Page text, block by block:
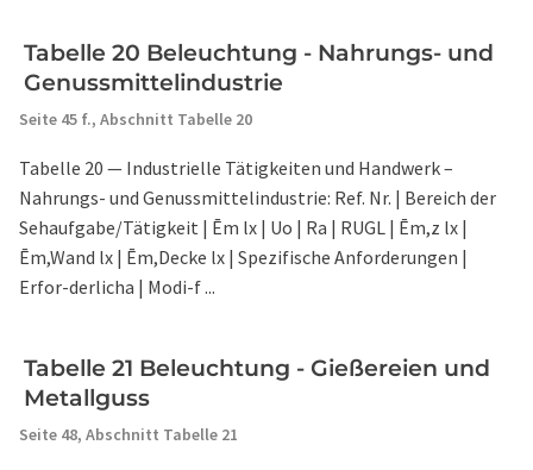
Tabelle 20 Beleuchtung - Nahrungs- und
Genussmittelindustrie
Seite 45 f., Abschnitt Tabelle 20
Tabelle 20 — Industrielle Tätigkeiten und Handwerk –
Nahrungs- und Genussmittelindustrie: Ref. Nr. | Bereich der
Sehaufgabe/Tätigkeit | Ēm lx | Uo | Ra | RUGL | Ēm,z lx |
Ēm,Wand lx | Ēm,Decke lx | Spezifische Anforderungen |
Erfor-derlicha | Modi-f ...
Tabelle 21 Beleuchtung - Gießereien und
Metallguss
Seite 48, Abschnitt Tabelle 21